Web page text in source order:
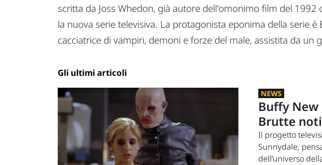
scritta da Joss Whedon, già autore dell'omonimo film del
la nuova serie televisiva. La protagonista eponima della serie
cacciatrice di vampiri, demoni e forze del male, assistita da
Gli ultimi articoli
NEWS
Buffy New
Brutte
Il progetto
Sunnydale,
dell’universo